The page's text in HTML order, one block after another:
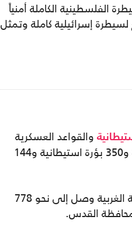
الفلسطينية الكاملة أمنياً
إسرائيلية كاملة وتمثل
والقواعد العسكرية
في الضفة الغربية 645 موقعاً حتى نهاية عام 2025، تشمل 151 مستوطنة و350 بؤرة استيطانية و144
كما تشير البيانات الرسمية إلى أن عدد المستوطنين الإسرائيليين في الضفة الغربية وصل إلى نحو 778